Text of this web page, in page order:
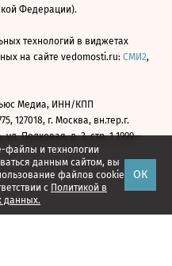
файлы и технологии
данным сайтом, вы
файлов cookie
с Политикой в
данных.
ОК
Федерации).
технологий в виджетах
на сайте vedomosti.ru: СМИ2,
Медиа, ИНН/КПП
127018, г. Москва, вн.тер.г.
Полковая, д. 3, стр. 1 1999—